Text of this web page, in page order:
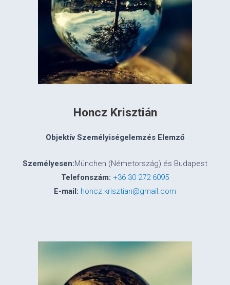
Honcz Krisztián
Objektív Személyiségelemzés Elemző
Személyesen:München (Németország) és Budapest
Telefonszám: +36 30 272 6095
E-mail: honcz.krisztian@gmail.com